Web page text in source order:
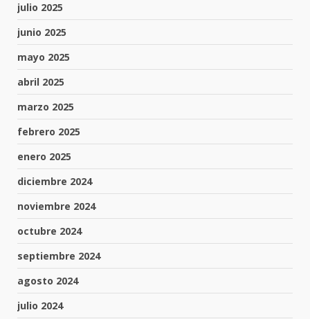
julio 2025
junio 2025
mayo 2025
abril 2025
marzo 2025
febrero 2025
enero 2025
diciembre 2024
noviembre 2024
octubre 2024
septiembre 2024
agosto 2024
julio 2024